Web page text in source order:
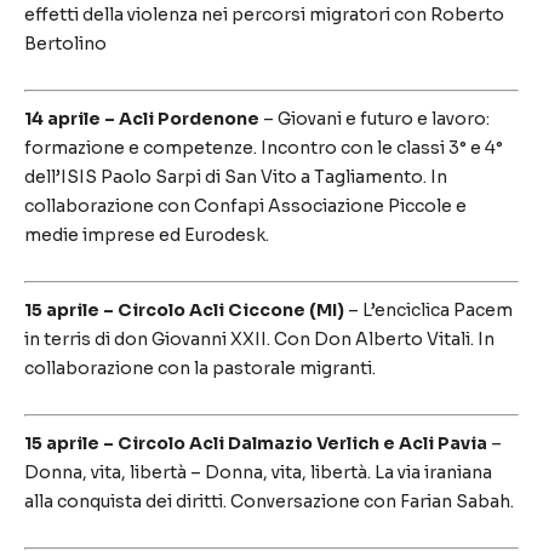
effetti della violenza nei percorsi migratori con Roberto
Bertolino
14 aprile – Acli Pordenone – Giovani e futuro e lavoro:
formazione e competenze. Incontro con le classi 3° e 4°
dell’ISIS Paolo Sarpi di San Vito a Tagliamento. In
collaborazione con Confapi Associazione Piccole e
medie imprese ed Eurodesk.
15 aprile – Circolo Acli Ciccone (MI) – L’enciclica Pacem
in terris di don Giovanni XXII. Con Don Alberto Vitali. In
collaborazione con la pastorale migranti.
15 aprile – Circolo Acli Dalmazio Verlich e Acli Pavia –
Donna, vita, libertà – Donna, vita, libertà. La via iraniana
alla conquista dei diritti. Conversazione con Farian Sabah.